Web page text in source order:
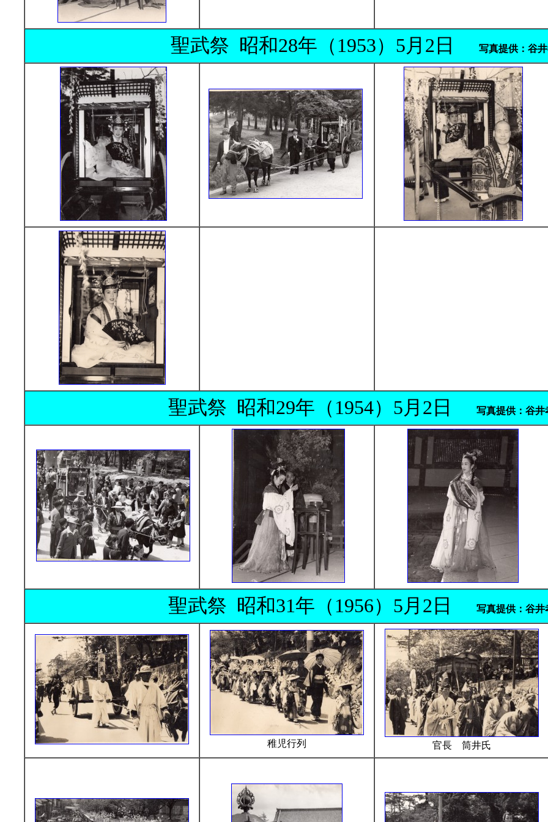
聖武祭 昭和28年（1953）5月2日 写真提供：谷
聖武祭 昭和29年（1954）5月2日 写真提供：谷井
聖武祭 昭和31年（1956）5月2日 写真提供：谷井
稚児行列 官長 筒井氏